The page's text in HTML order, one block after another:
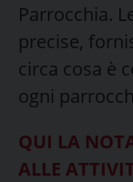
Parrocchia.
precise,
circa cosa è
ogni
QUI LA
ALLE